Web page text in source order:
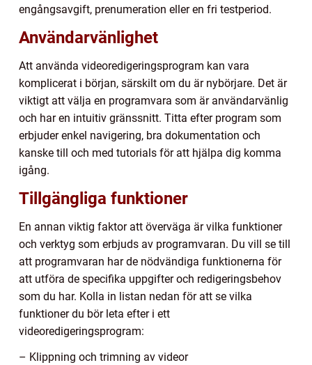
engångsavgift, prenumeration eller en fri testperiod.
Användarvänlighet
Att använda videoredigeringsprogram kan vara
komplicerat i början, särskilt om du är nybörjare. Det är
viktigt att välja en programvara som är användarvänlig
och har en intuitiv gränssnitt. Titta efter program som
erbjuder enkel navigering, bra dokumentation och
kanske till och med tutorials för att hjälpa dig komma
igång.
Tillgängliga funktioner
En annan viktig faktor att överväga är vilka funktioner
och verktyg som erbjuds av programvaran. Du vill se till
att programvaran har de nödvändiga funktionerna för
att utföra de specifika uppgifter och redigeringsbehov
som du har. Kolla in listan nedan för att se vilka
funktioner du bör leta efter i ett
videoredigeringsprogram:
– Klippning och trimning av videor